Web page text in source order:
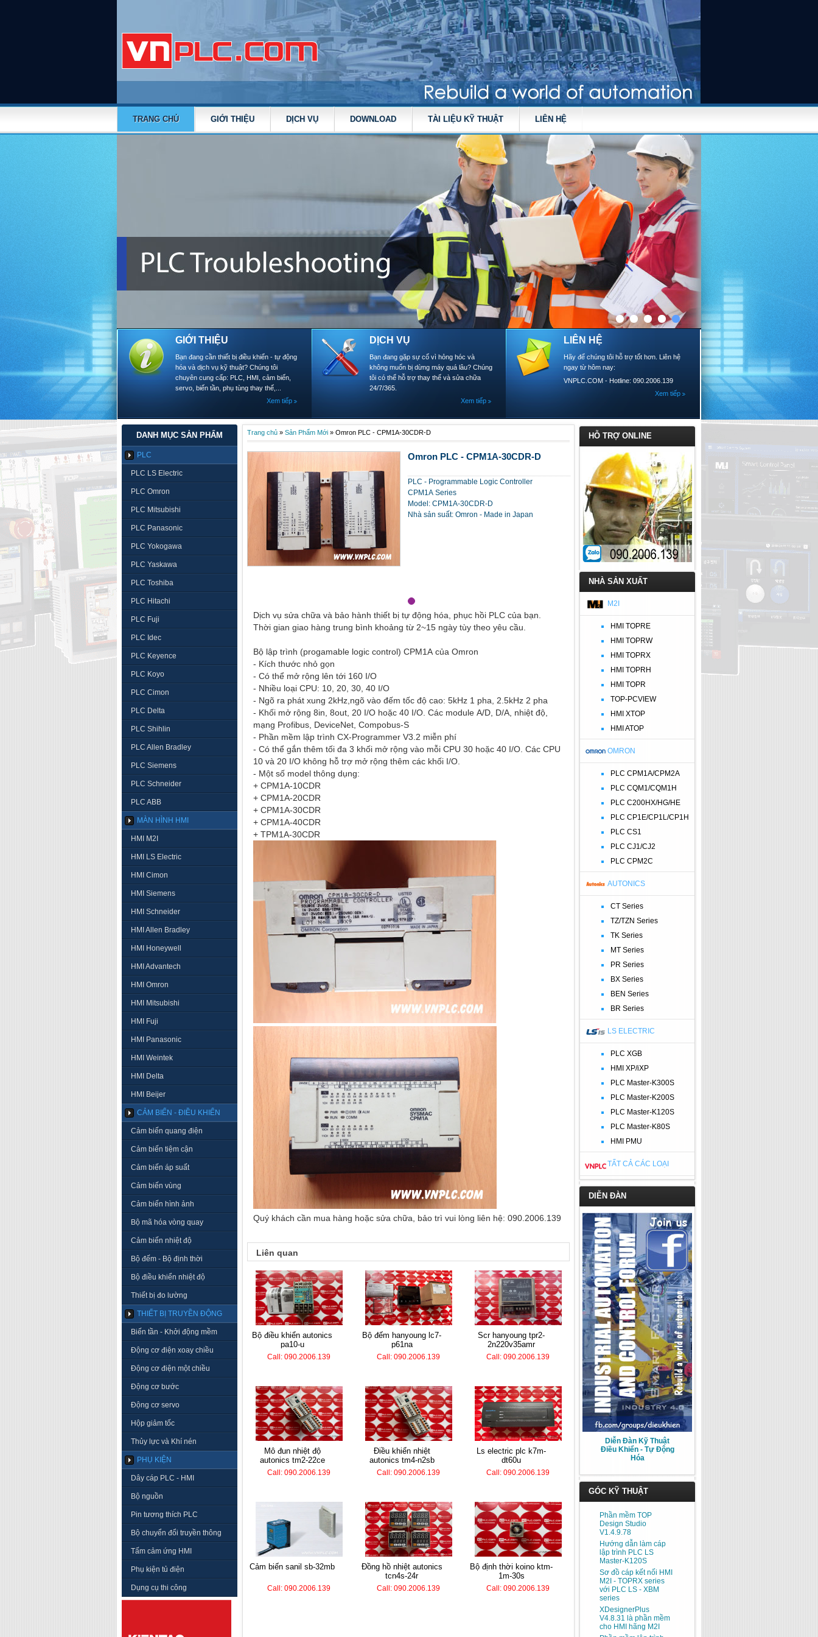
TRANG CHỦ GIỚI THIỆU DỊCH VỤ DOWNLOAD TÀI LIỆU KỸ THUẬT LIÊN HỆ
GIỚI THIỆU
Bạn đang cần thiết bị điều khiển - tự động
hóa và dịch vụ kỹ thuật? Chúng tôi
chuyên cung cấp: PLC, HMI, cảm biến,
servo, biến tần, phụ tùng thay thế,...
Xem tiếp
DỊCH VỤ
Bạn đang gặp sự cố vì hỏng hóc và
không muốn bị dừng máy quá lâu? Chúng
tôi có thể hỗ trợ thay thế và sửa chữa
24/7/365.
Xem tiếp
LIÊN HỆ
Hãy để chúng tôi hỗ trợ tốt hơn. Liên hệ
ngay từ hôm nay:
VNPLC.COM - Hotline: 090.2006.139
Xem tiếp
DANH MỤC SẢN PHẨM
PLC
PLC LS Electric
PLC Omron
PLC Mitsubishi
PLC Panasonic
PLC Yokogawa
PLC Yaskawa
PLC Toshiba
PLC Hitachi
PLC Fuji
PLC Idec
PLC Keyence
PLC Koyo
PLC Cimon
PLC Delta
PLC Shihlin
PLC Allen Bradley
PLC Siemens
PLC Schneider
PLC ABB
MÀN HÌNH HMI
HMI M2I
HMI LS Electric
HMI Cimon
HMI Siemens
HMI Schneider
HMI Allen Bradley
HMI Honeywell
HMI Advantech
HMI Omron
HMI Mitsubishi
HMI Fuji
HMI Panasonic
HMI Weintek
HMI Delta
HMI Beijer
CẢM BIẾN - ĐIỀU KHIỂN
Cảm biến quang điện
Cảm biến tiệm cận
Cảm biến áp suất
Cảm biến vùng
Cảm biến hình ảnh
Bộ mã hóa vòng quay
Cảm biến nhiệt độ
Bộ đếm - Bộ định thời
Bộ điều khiển nhiệt độ
Thiết bị đo lường
THIẾT BỊ TRUYỀN ĐỘNG
Biến tần - Khởi động mềm
Động cơ điện xoay chiều
Động cơ điện một chiều
Động cơ bước
Động cơ servo
Hộp giảm tốc
Thủy lực và Khí nén
PHỤ KIỆN
Dây cáp PLC - HMI
Bộ nguồn
Pin tương thích PLC
Bộ chuyển đổi truyền thông
Tấm cảm ứng HMI
Phụ kiện tủ điện
Dụng cụ thi công
HỖ TRỢ ONLINE
NHÀ SẢN XUẤT
M2I
HMI TOPRE
HMI TOPRW
HMI TOPRX
HMI TOPRH
HMI TOPR
TOP-PCVIEW
HMI XTOP
HMI ATOP
OMRON
PLC CPM1A/CPM2A
PLC CQM1/CQM1H
PLC C200HX/HG/HE
PLC CP1E/CP1L/CP1H
PLC CS1
PLC CJ1/CJ2
PLC CPM2C
AUTONICS
CT Series
TZ/TZN Series
TK Series
MT Series
PR Series
BX Series
BEN Series
BR Series
LS ELECTRIC
PLC XGB
HMI XP/iXP
PLC Master-K300S
PLC Master-K200S
PLC Master-K120S
PLC Master-K80S
HMI PMU
TẤT CẢ CÁC LOẠI
DIỄN ĐÀN
Diễn Đàn Kỹ Thuật
Điều Khiển - Tự Động
Hóa
GÓC KỸ THUẬT
Phần mềm TOP
Design Studio
V1.4.9.78
Hướng dẫn làm cáp
lập trình PLC LS
Master-K120S
Sơ đồ cáp kết nối HMI
M2I - TOPRX series
với PLC LS - XBM
series
XDesignerPlus
V4.8.31 là phần mềm
cho HMI hãng M2I
Trang chủ » Sản Phẩm Mới » Omron PLC - CPM1A-30CDR-D
Omron PLC - CPM1A-30CDR-D
PLC - Programmable Logic Controller
CPM1A Series
Model: CPM1A-30CDR-D
Nhà sản suất: Omron - Made in Japan
Dịch vụ sửa chữa và bảo hành thiết bị tự động hóa, phục hồi PLC của bạn.
Thời gian giao hàng trung bình khoảng từ 2~15 ngày tùy theo yêu cầu.
Bộ lập trình (progamable logic control) CPM1A của Omron
- Kích thước nhỏ gọn
- Có thể mở rộng lên tới 160 I/O
- Nhiều loại CPU: 10, 20, 30, 40 I/O
- Ngõ ra phát xung 2kHz,ngõ vào đếm tốc độ cao: 5kHz 1 pha, 2.5kHz 2 pha
- Khối mở rộng 8in, 8out, 20 I/O hoặc 40 I/O. Các module A/D, D/A, nhiệt độ,
mạng Profibus, DeviceNet, Compobus-S
- Phần mềm lập trình CX-Programmer V3.2 miễn phí
- Có thể gắn thêm tối đa 3 khối mở rộng vào mỗi CPU 30 hoặc 40 I/O. Các CPU
10 và 20 I/O không hỗ trợ mở rộng thêm các khối I/O.
- Một số model thông dụng:
+ CPM1A-10CDR
+ CPM1A-20CDR
+ CPM1A-30CDR
+ CPM1A-40CDR
+ TPM1A-30CDR
Quý khách cần mua hàng hoặc sửa chữa, bảo trì vui lòng liên hệ: 090.2006.139
Liên quan
bộ điều khiển autonics
pa10-u
Call: 090.2006.139
bộ đếm hanyoung lc7-
p61na
Call: 090.2006.139
scr hanyoung tpr2-
2n220v35amr
Call: 090.2006.139
mô đun nhiệt độ
autonics tm2-22ce
Call: 090.2006.139
điều khiển nhiệt
autonics tm4-n2sb
Call: 090.2006.139
ls electric plc k7m-
dt60u
Call: 090.2006.139
cảm biến sanil sb-32mb
Call: 090.2006.139
đồng hồ nhiệt autonics
tcn4s-24r
Call: 090.2006.139
bộ định thời koino ktm-
1m-30s
Call: 090.2006.139